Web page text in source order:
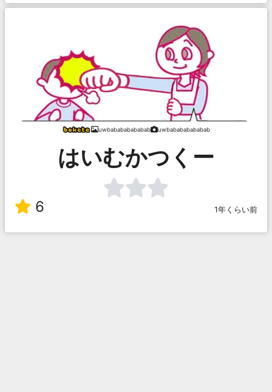
uwbabababababab uwbabababababab
はいむかつくー
6 1年くらい前